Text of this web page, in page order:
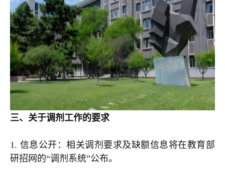
三、关于调剂工作的要求
1. 信息公开：相关调剂要求及缺额信息将在教育部
研招网的“调剂系统”公布。